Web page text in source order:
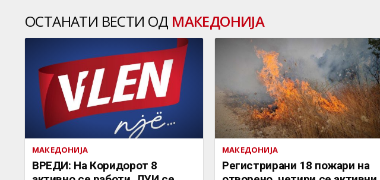
ОСТАНАТИ ВЕСТИ ОД МАКЕДОНИЈА
МАКЕДОНИЈА
ВРЕДИ: На Коридорот 8
МАКЕДОНИЈА
Регистрирани 18 пожари на